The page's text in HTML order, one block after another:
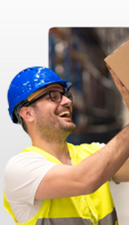
à la
Est sensé
En ce qui
parfait.